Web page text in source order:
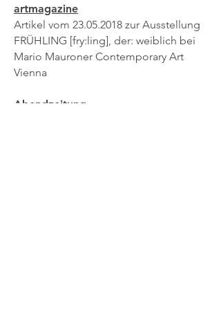
artmagazine
Artikel vom 23.05.2018 zur Ausstellung
FRÜHLING [fry:ling], der: weiblich bei
Mario Mauroner Contemporary Art
Vienna
Abendzeitung